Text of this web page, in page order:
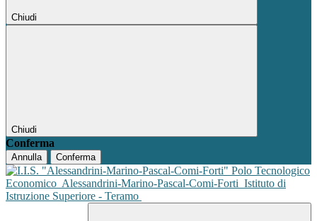
Chiudi
Chiudi
Conferma
Annulla Conferma
Polo Tecnologico
Economico Alessandrini-Marino-Pascal-Comi-Forti Istituto di
Istruzione Superiore - Teramo